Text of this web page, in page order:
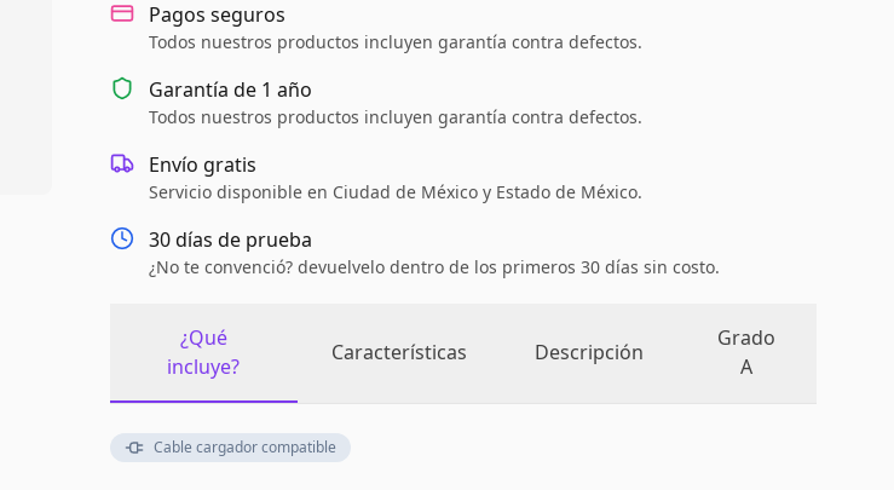
Pagos seguros
Todos nuestros productos incluyen garantía contra defectos.
Garantía de 1 año
Todos nuestros productos incluyen garantía contra defectos.
Envío gratis
Servicio disponible en Ciudad de México y Estado de México.
30 días de prueba
¿No te convenció? devuelvelo dentro de los primeros 30 días sin costo.
¿Qué
incluye?
Características Descripción
Grado
A
Cable cargador compatible